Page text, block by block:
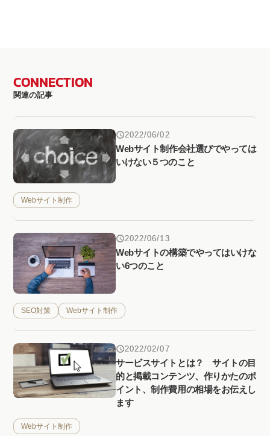
CONNECTION
関連の記事
2022/06/02
Webサイト制作会社選びでやっては
いけない５つのこと
Webサイト制作
2022/06/13
Webサイトの構築でやってはいけな
い6つのこと
SEO対策 Webサイト制作
2022/02/07
サービスサイトとは？ サイトの目
的と掲載コンテンツ、作りかたのポ
イント、制作費用の相場をお伝えし
ます
Webサイト制作